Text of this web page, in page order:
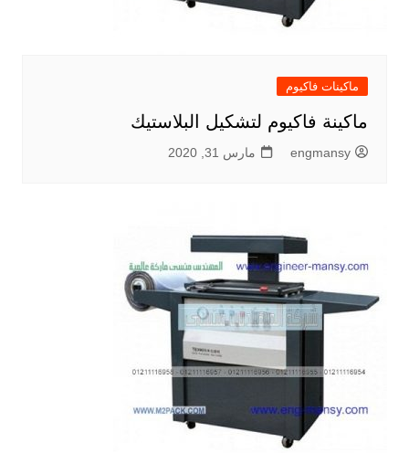
ماكينات فاكيوم
ماكينة فاكيوم لتشكيل البلاستيك
engmansy مارس 31, 2020